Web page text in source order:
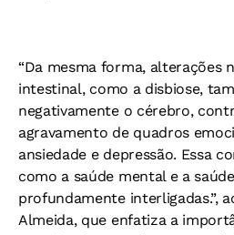
“Da mesma forma, alterações
intestinal, como a disbiose,
negativamente o cérebro,
agravamento de quadros
ansiedade e depressão. Essa
como a saúde mental e a
profundamente interligadas.”,
Almeida, que enfatiza a